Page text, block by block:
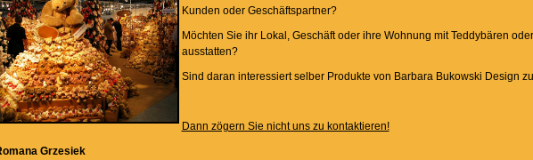
Kunden oder Geschäftspartner?
Möchten Sie ihr Lokal, Geschäft oder ihre Wohnung mit Teddybären
ausstatten?
Sind daran interessiert selber Produkte von Barbara Bukowski Design
Dann zögern Sie nicht uns zu kontaktieren!
Grzesiek